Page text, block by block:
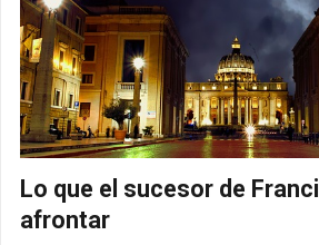
Lo que el sucesor de
afrontar